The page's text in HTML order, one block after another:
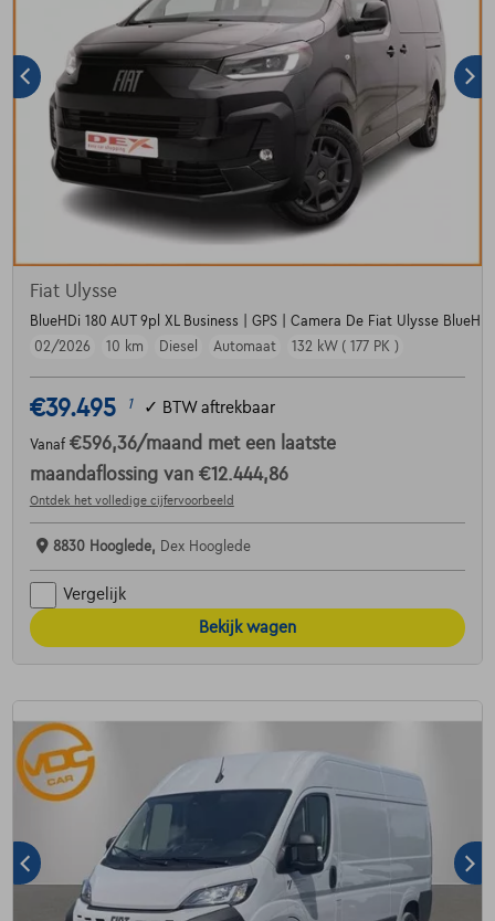
Fiat Ulysse
BlueHDi 180 AUT 9pl XL Business | GPS | Camera De Fiat Ulysse
02/2026
10 km Diesel Automaat 132 kW ( 177 PK )
€39.495 1 ✓ BTW aftrekbaar
Vanaf €596,36/maand met een laatste
maandaflossing van €12.444,86
Ontdek het volledige cijfervoorbeeld
8830 Hooglede, Dex Hooglede
Vergelijk
Bekijk wagen